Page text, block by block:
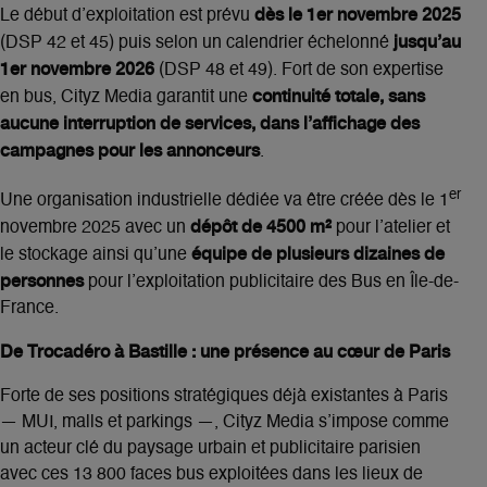
Le début d’exploitation est prévu dès le 1er novembre 2025
(DSP 42 et 45) puis selon un calendrier échelonné jusqu’au
1er novembre 2026 (DSP 48 et 49). Fort de son expertise
en bus, Cityz Media garantit une continuité totale, sans
aucune interruption de services, dans l’affichage des
campagnes pour les annonceurs.
Une organisation industrielle dédiée va être créée dès le 1 er
novembre 2025 avec un dépôt de 4500 m² pour l’atelier et
le stockage ainsi qu’une équipe de plusieurs dizaines de
personnespour l’exploitation publicitaire des Bus en Île-de-
France.
De Trocadéro à Bastille : une présence au cœur de Paris
Forte de ses positions stratégiques déjà existantes à Paris
— MUI, malls et parkings —, Cityz Media s’impose comme
un acteur clé du paysage urbain et publicitaire parisien
avec ces 13 800 faces bus exploitées dans les lieux de